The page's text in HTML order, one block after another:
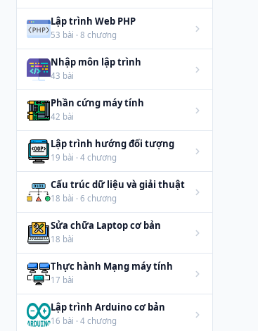
Lập trình Web PHP
53 bài · 8 chương
Nhập môn lập trình
43 bài
Phần cứng máy tính
42 bài
Lập trình hướng đối tượng
19 bài · 4 chương
Cấu trúc dữ liệu và giải thuật
18 bài · 6 chương
Sửa chữa Laptop cơ bản
18 bài
Thực hành Mạng máy tính
17 bài
Lập trình Arduino cơ bản
16 bài · 4 chương